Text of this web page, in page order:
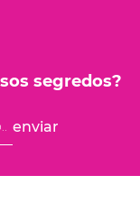
segredos?
enviar